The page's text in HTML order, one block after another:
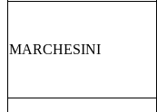
MARCHESINI